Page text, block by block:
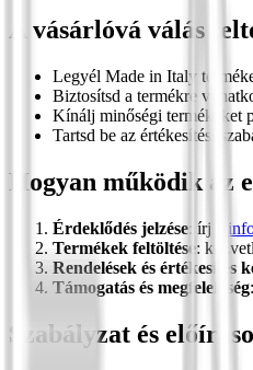
A vásárlóvá válás
Legyél Made in Italy
Biztosítsd a termékre
Kínálj minőségi termékeket
Tartsd be az értékesítési
Hogyan működik az
Érdeklődés jelzése: írj a
Termékek feltöltése:
Rendelések és értékesítés
Támogatás és megfelelőség
Szabályzat és